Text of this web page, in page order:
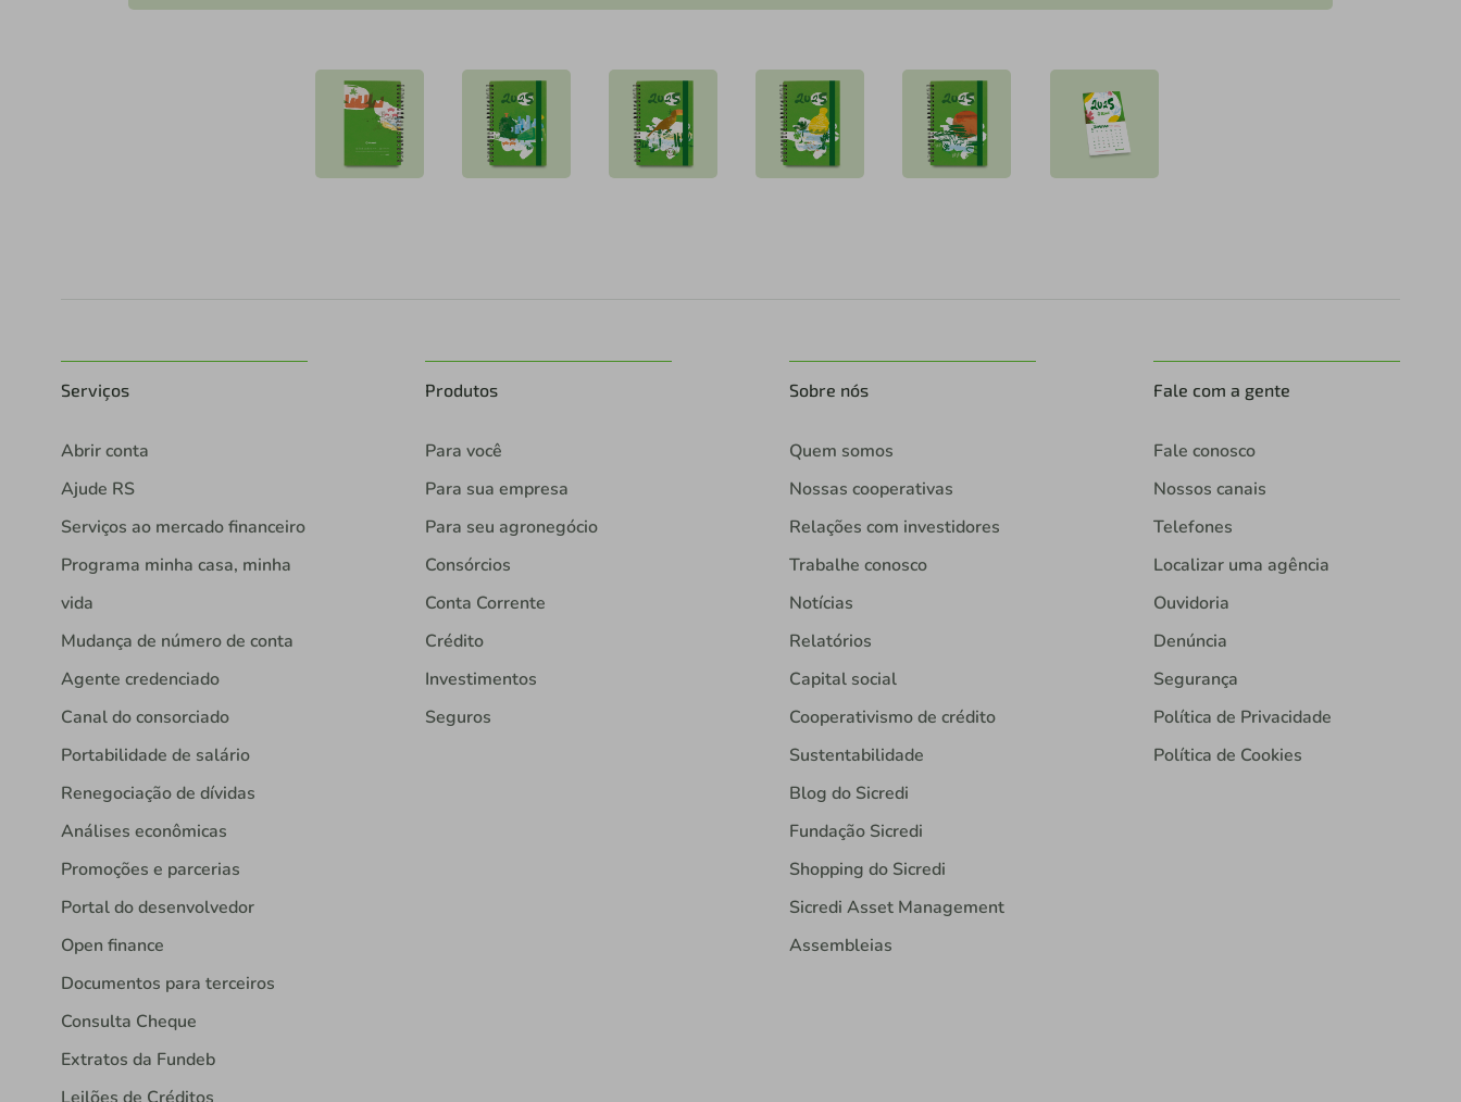
Serviços
Abrir conta
Ajude RS
Serviços ao mercado financeiro
Programa minha casa, minha
vida
Mudança de número de conta
Agente credenciado
Canal do consorciado
Portabilidade de salário
Renegociação de dívidas
Análises econômicas
Promoções e parcerias
Portal do desenvolvedor
Open finance
Documentos para terceiros
Consulta Cheque
Extratos da Fundeb
Produtos
Para você
Para sua empresa
Para seu agronegócio
Consórcios
Conta Corrente
Crédito
Investimentos
Seguros
Sobre nós
Quem somos
Nossas cooperativas
Relações com investidores
Trabalhe conosco
Notícias
Relatórios
Capital social
Cooperativismo de crédito
Sustentabilidade
Blog do Sicredi
Fundação Sicredi
Shopping do Sicredi
Sicredi Asset Management
Assembleias
Fale com a gente
Fale conosco
Nossos canais
Telefones
Localizar uma agência
Ouvidoria
Denúncia
Segurança
Política de Privacidade
Política de Cookies